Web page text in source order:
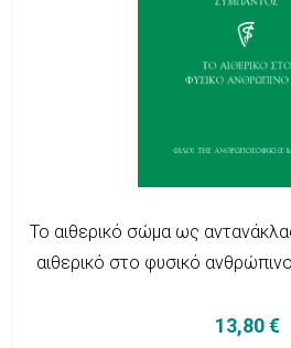
Το αιθερικό σώμα ως
αιθερικό στο φυσικό
13,80 €